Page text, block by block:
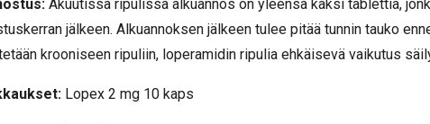
Akuutissa ripulissa alkuannos on yleensä kaksi tablettia,
jälkeen. Alkuannoksen jälkeen tulee pitää tunnin tauko
krooniseen ripuliin, loperamidin ripulia ehkäisevä vaikutus
Lopex 2 mg 10 kaps